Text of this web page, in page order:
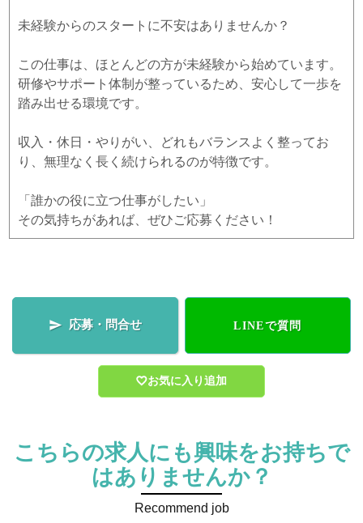
未経験からのスタートに不安はありませんか？
この仕事は、ほとんどの方が未経験から始めています。
研修やサポート体制が整っているため、安心して一歩を
踏み出せる環境です。
収入・休日・やりがい、どれもバランスよく整ってお
り、無理なく長く続けられるのが特徴です。
「誰かの役に立つ仕事がしたい」
その気持ちがあれば、ぜひご応募ください！
 応募・問合せ LINEで質問
お気に入り追加
こちらの求人にも興味をお持ちで
はありませんか？
Recommend job